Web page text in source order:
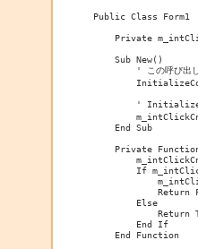
Public Class Form1
Private
    Sub New()
' この呼び出し
'
    End Sub
Private
If
Return
        Else
Return
        End If
    End Function